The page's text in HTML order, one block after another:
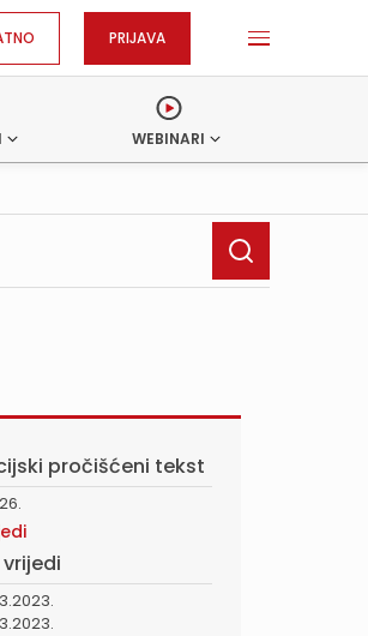
PRIJAVA
WEBINARI
pročišćeni tekst